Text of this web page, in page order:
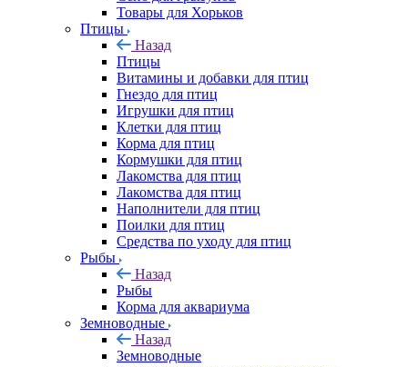
Товары для Хорьков
Птицы
Назад
Птицы
Витамины и добавки для птиц
Гнездо для птиц
Игрушки для птиц
Клетки для птиц
Корма для птиц
Кормушки для птиц
Лакомства для птиц
Лакомства для птиц
Наполнители для птиц
Поилки для птиц
Средства по уходу для птиц
Рыбы
Назад
Рыбы
Корма для аквариума
Земноводные
Назад
Земноводные